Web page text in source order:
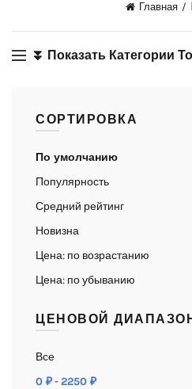
Главная
⏬ Показать Категории
СОРТИРОВКА
По умолчанию
Популярность
Средний рейтинг
Новизна
Цена: по возрастанию
Цена: по убыванию
ЦЕНОВОЙ
Все
0 ₽-2250 ₽